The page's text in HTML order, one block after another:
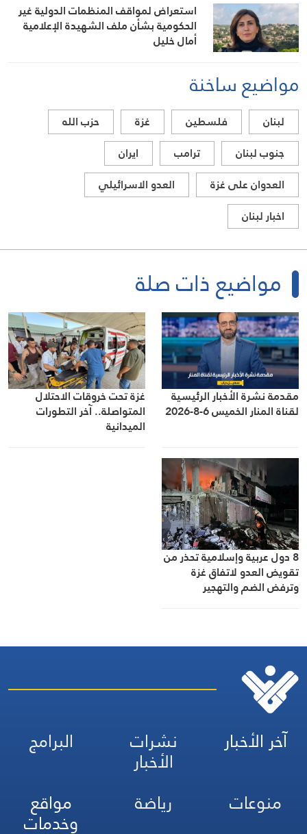
استعراض لمواقف المنظمات الدولية غير
الحكومية بشأن ملف الشهيدة الإعلامية
أمال خليل
مواضيع ساخنة
لبنان فلسطين غزة
حزب الله
جنوب لبنان
ترامب
ايران
العدوان على غزة
العدو الاسرائيلي
اخبار لبنان
مواضيع ذات صلة
مقدمة نشرة الأخبار الرئيسية
لقناة المنار الخميس 6-8-2026
غزة تحت خروقات الاحتلال
المتواصلة.. آخر التطورات
الميدانية
8 دول عربية وإسلامية تحذر من
تقويض العدو لاتفاق غزة
وترفض الضم والتهجير
آخر الأخبار نشرات
الأخبار
البرامج
منوعات
رياضة مواقع
وخدمات